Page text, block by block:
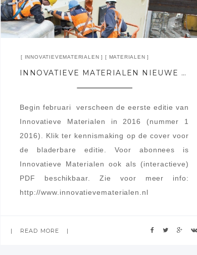
INNOVATIEVEMATERIALEN MATERIALEN
INNOVATIEVE MATERIALEN NIEUWE EDITIE NUMMER 1 2016
Begin februari verscheen de eerste editie van
Innovatieve Materialen in 2016 (nummer 1
2016). Klik ter kennismaking op de cover voor
de bladerbare editie. Voor abonnees is
Innovatieve Materialen ook als (interactieve)
PDF beschikbaar. Zie voor meer info:
http://www.innovatievematerialen.nl
READ MORE